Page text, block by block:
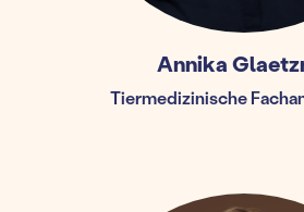
Annika
Tiermedizinische